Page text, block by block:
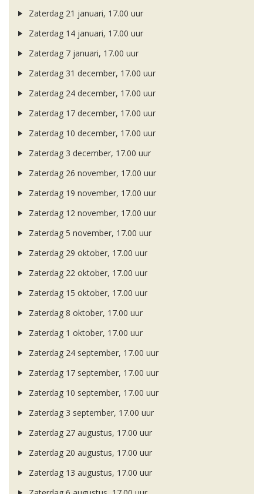
Zaterdag 21 januari, 17.00 uur
Zaterdag 14 januari, 17.00 uur
Zaterdag 7 januari, 17.00 uur
Zaterdag 31 december, 17.00 uur
Zaterdag 24 december, 17.00 uur
Zaterdag 17 december, 17.00 uur
Zaterdag 10 december, 17.00 uur
Zaterdag 3 december, 17.00 uur
Zaterdag 26 november, 17.00 uur
Zaterdag 19 november, 17.00 uur
Zaterdag 12 november, 17.00 uur
Zaterdag 5 november, 17.00 uur
Zaterdag 29 oktober, 17.00 uur
Zaterdag 22 oktober, 17.00 uur
Zaterdag 15 oktober, 17.00 uur
Zaterdag 8 oktober, 17.00 uur
Zaterdag 1 oktober, 17.00 uur
Zaterdag 24 september, 17.00 uur
Zaterdag 17 september, 17.00 uur
Zaterdag 10 september, 17.00 uur
Zaterdag 3 september, 17.00 uur
Zaterdag 27 augustus, 17.00 uur
Zaterdag 20 augustus, 17.00 uur
Zaterdag 13 augustus, 17.00 uur